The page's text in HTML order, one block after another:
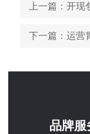
上一篇 ：开现包
下一篇 ：运营
品牌服